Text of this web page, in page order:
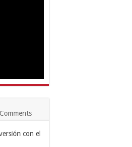
Comments
con el